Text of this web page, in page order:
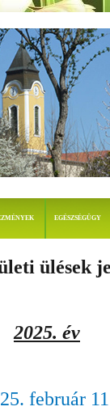
EGÉSZSÉGÜGY
ülések
2025. év
február